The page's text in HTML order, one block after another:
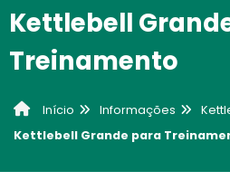
Kettlebell
Treinamento
Início Informações
Kettlebell Grande para